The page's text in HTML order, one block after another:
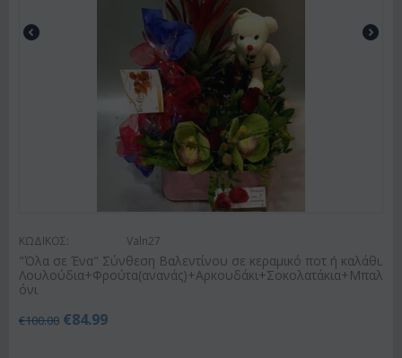
ΚΩΔΙΚΟΣ: Valn27
"Όλα σε Ένα" Σύνθεση Βαλεντίνου σε κεραμικό ποτ ή καλάθι.
Λουλούδια+Φρούτα(ανανάς)+Αρκουδάκι+Σοκολατάκια+Μπαλ
όνι
€100.00 €84.99